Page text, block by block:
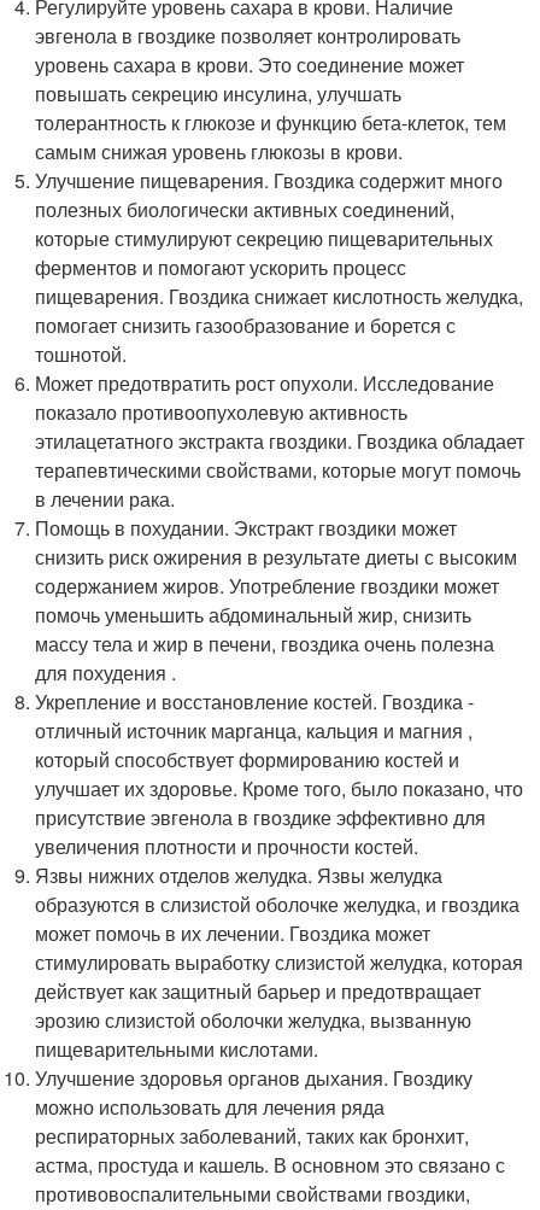
Регулируйте уровень сахара в крови. Наличие
эвгенола в гвоздике позволяет контролировать
уровень сахара в крови. Это соединение может
повышать секрецию инсулина, улучшать
толерантность к глюкозе и функцию бета-клеток, тем
самым снижая уровень глюкозы в крови.
Улучшение пищеварения. Гвоздика содержит много
полезных биологически активных соединений,
которые стимулируют секрецию пищеварительных
ферментов и помогают ускорить процесс
пищеварения. Гвоздика снижает кислотность желудка,
помогает снизить газообразование и борется с
тошнотой.
Может предотвратить рост опухоли. Исследование
показало противоопухолевую активность
этилацетатного экстракта гвоздики. Гвоздика обладает
терапевтическими свойствами, которые могут помочь
в лечении рака.
Помощь в похудании. Экстракт гвоздики может
снизить риск ожирения в результате диеты с высоким
содержанием жиров. Употребление гвоздики может
помочь уменьшить абдоминальный жир, снизить
массу тела и жир в печени, гвоздика очень полезна
для похудения .
Укрепление и восстановление костей. Гвоздика -
отличный источник марганца, кальция и магния ,
который способствует формированию костей и
улучшает их здоровье. Кроме того, было показано, что
присутствие эвгенола в гвоздике эффективно для
увеличения плотности и прочности костей.
Язвы нижних отделов желудка. Язвы желудка
образуются в слизистой оболочке желудка, и гвоздика
может помочь в их лечении. Гвоздика может
стимулировать выработку слизистой желудка, которая
действует как защитный барьер и предотвращает
эрозию слизистой оболочки желудка, вызванную
пищеварительными кислотами.
Улучшение здоровья органов дыхания. Гвоздику
можно использовать для лечения ряда
респираторных заболеваний, таких как бронхит,
астма, простуда и кашель. В основном это связано с
противовоспалительными свойствами гвоздики,